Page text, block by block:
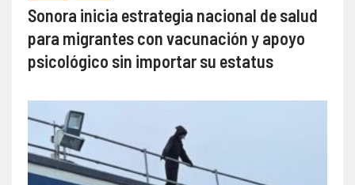
Sonora inicia estrategia nacional de salud
para migrantes con vacunación y apoyo
psicológico sin importar su estatus